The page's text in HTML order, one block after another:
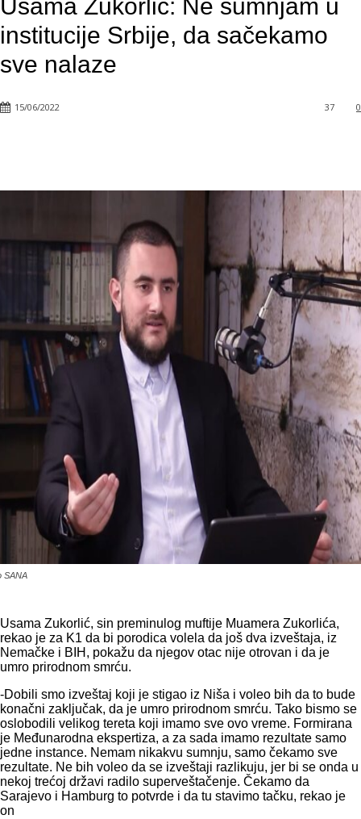
Usama Zukorlić: Ne sumnjam u
institucije Srbije, da sačekamo
sve nalaze
15/06/2022 0
37
SANA
Usama Zukorlić, sin preminulog muftije Muamera Zukorlića,
rekao je za K1 da bi porodica volela da još dva izveštaja, iz
Nemačke i BIH, pokažu da njegov otac nije otrovan i da je
umro prirodnom smrću.
-Dobili smo izveštaj koji je stigao iz Niša i voleo bih da to bude
konačni zaključak, da je umro prirodnom smrću. Tako bismo se
oslobodili velikog tereta koji imamo sve ovo vreme. Formirana
je Međunarodna ekspertiza, a za sada imamo rezultate samo
jedne instance. Nemam nikakvu sumnju, samo čekamo sve
rezultate. Ne bih voleo da se izveštaji razlikuju, jer bi se onda u
nekoj trećoj državi radilo superveštačenje. Čekamo da
Sarajevo i Hamburg to potvrde i da tu stavimo tačku, rekao je
on